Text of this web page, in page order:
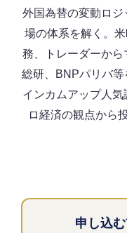
外国為替の変動ロ
場の体系を解く。
務、トレーダーか
総研、BNPパリバ
インカムアップ人
ロ経済の観点から
申し込